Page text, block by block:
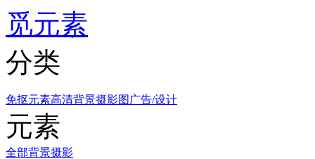
觅元素
分类
免抠元素高清背景摄影图 广告/设计
元素
全部背景摄影